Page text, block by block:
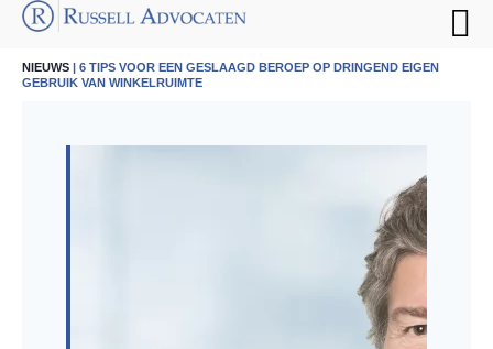
NIEUWS | 6 TIPS VOOR EEN GESLAAGD BEROEP OP DRINGEND EIGEN
GEBRUIK VAN WINKELRUIMTE